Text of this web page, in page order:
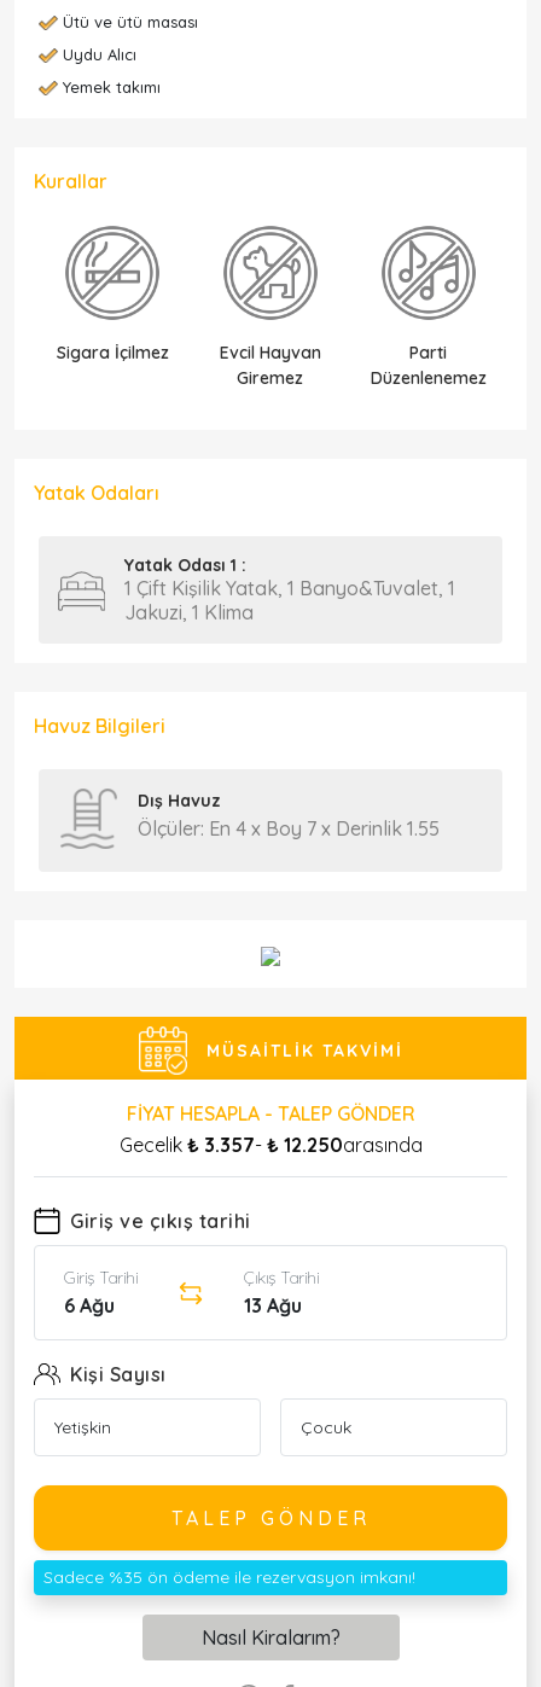
Ütü ve ütü masası
Uydu Alıcı
Yemek takımı
Kurallar
Sigara İçilmez
Evcil Hayvan
Giremez
Parti
Düzenlenemez
Yatak Odaları
Yatak Odası 1 :
1 Çift Kişilik Yatak, 1 Banyo&Tuvalet, 1
Jakuzi, 1 Klima
Havuz Bilgileri
Dış Havuz
Ölçüler: En 4 x Boy 7 x Derinlik 1.55
MÜSAITLIK TAKVIMI
FIYAT HESAPLA - TALEP GÖNDER
Gecelik ₺ 3.357- ₺ 12.250arasında
Giriş ve çıkış tarihi
Giriş Tarihi
6 Ağu
Çıkış Tarihi
13 Ağu
Kişi Sayısı
TALEP GÖNDER
Sadece %35 ön ödeme ile rezervasyon imkanı!
Nasıl Kiralarım?